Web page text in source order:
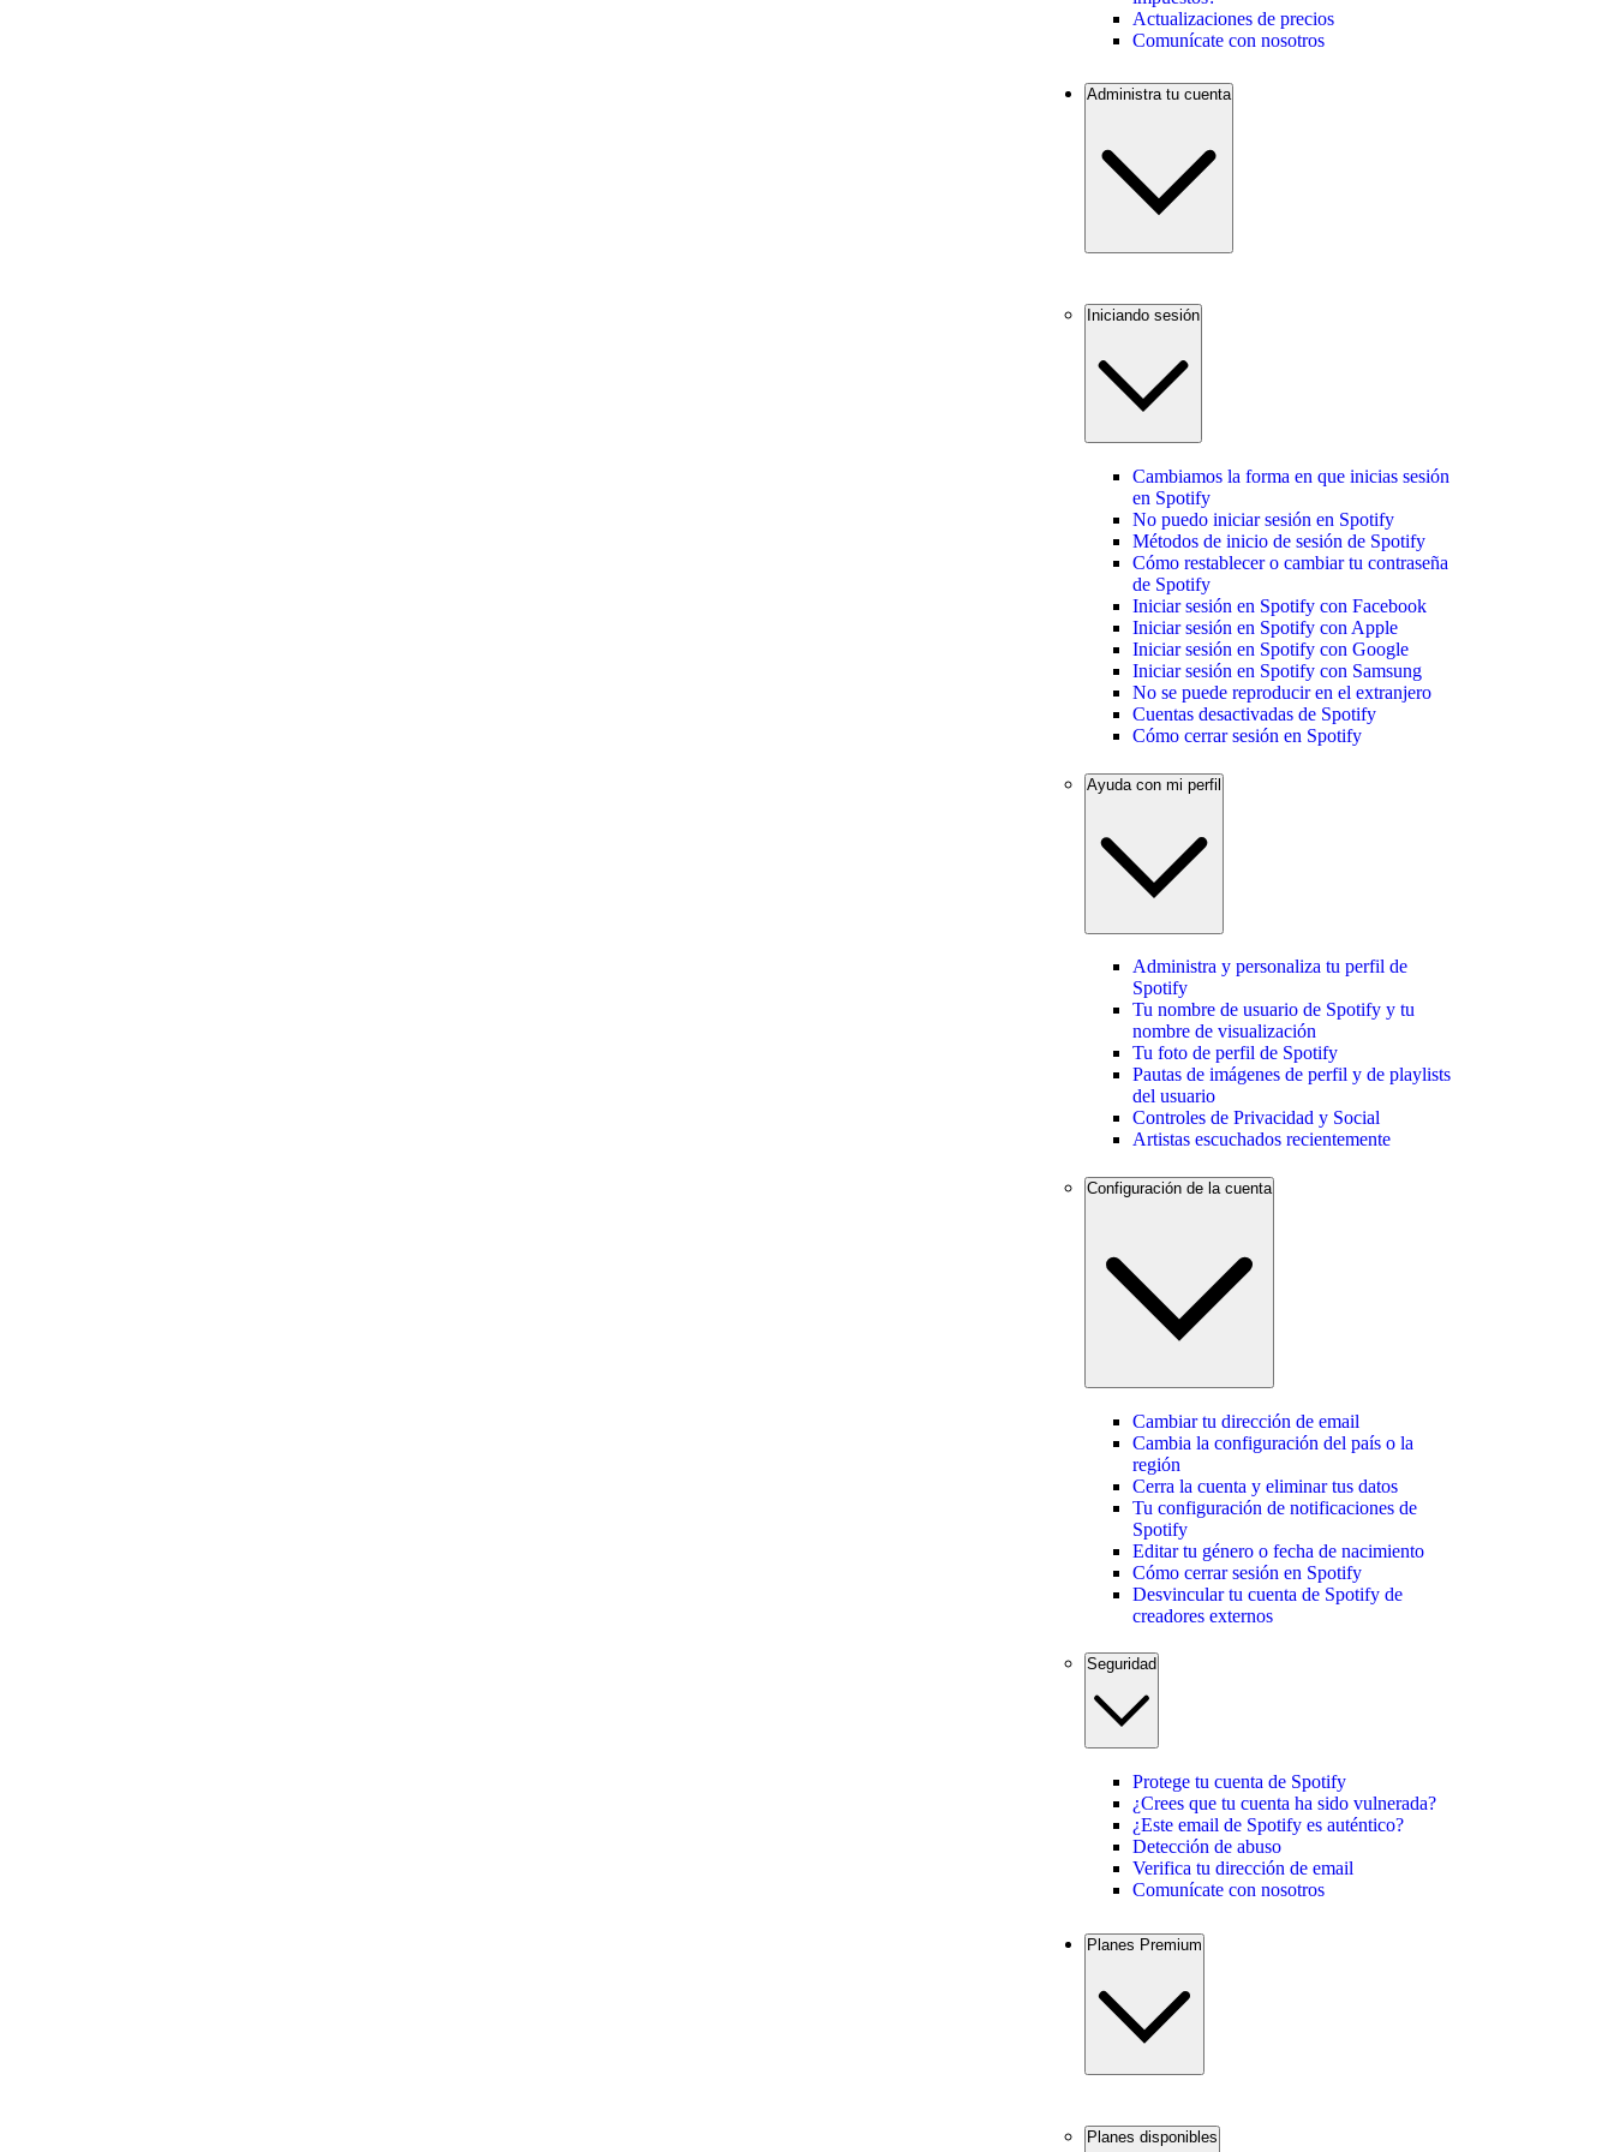
Actualizaciones de precios
Comunícate con nosotros
Administra tu cuenta
Iniciando sesión
Cambiamos la forma en que inicias sesión
en Spotify
No puedo iniciar sesión en Spotify
Métodos de inicio de sesión de Spotify
Cómo restablecer o cambiar tu contraseña
de Spotify
Iniciar sesión en Spotify con Facebook
Iniciar sesión en Spotify con Apple
Iniciar sesión en Spotify con Google
Iniciar sesión en Spotify con Samsung
No se puede reproducir en el extranjero
Cuentas desactivadas de Spotify
Cómo cerrar sesión en Spotify
Ayuda con mi perfil
Administra y personaliza tu perfil de
Spotify
Tu nombre de usuario de Spotify y tu
nombre de visualización
Tu foto de perfil de Spotify
Pautas de imágenes de perfil y de playlists
del usuario
Controles de Privacidad y Social
Artistas escuchados recientemente
Configuración de la cuenta
Cambiar tu dirección de email
Cambia la configuración del país o la
región
Cerra la cuenta y eliminar tus datos
Tu configuración de notificaciones de
Spotify
Editar tu género o fecha de nacimiento
Cómo cerrar sesión en Spotify
Desvincular tu cuenta de Spotify de
creadores externos
Seguridad
Protege tu cuenta de Spotify
¿Crees que tu cuenta ha sido vulnerada?
¿Este email de Spotify es auténtico?
Detección de abuso
Verifica tu dirección de email
Comunícate con nosotros
Planes Premium
Planes disponibles